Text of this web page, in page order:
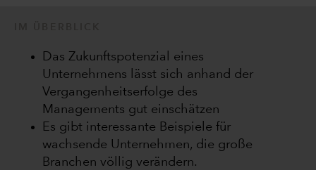
Das Zukunftspotenzial eines
Unternehmens lässt sich anhand der
Vergangenheitserfolge des
Managements gut einschätzen
Es gibt interessante Beispiele für
wachsende Unternehmen, die große
Branchen völlig verändern.